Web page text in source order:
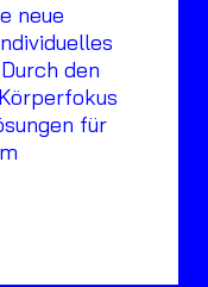
neue
den
für